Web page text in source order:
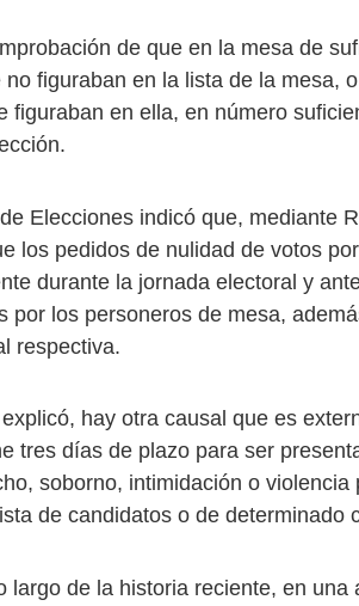
de que en la mesa de
figuraban en la lista de la mesa,
figuraban en ella, en número
Elecciones indicó que, mediante
los pedidos de nulidad de votos
durante la jornada electoral y
por los personeros de mesa,
respectiva.
hay otra causal que es
tres días de plazo para ser
soborno, intimidación o violencia
de candidatos o de determinado
largo de la historia reciente, en una